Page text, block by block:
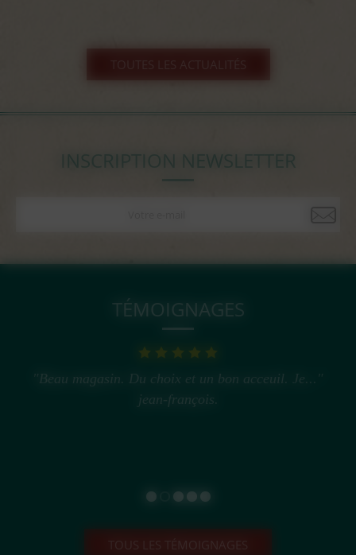
INSCRIPTION NEWSLETTER
TÉMOIGNAGES
"Beau magasin. Du choix et un bon acceuil. Je..."
jean-françois.